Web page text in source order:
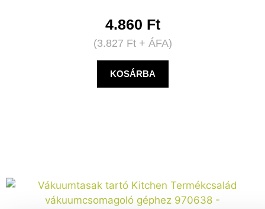
4.860 Ft
(3.827 Ft+ ÁFA)
KOSÁRBA